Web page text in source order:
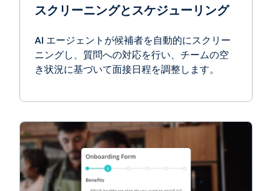
スクリーニングとスケジューリング
AI エージェントが候補者を自動的にスクリー
ニングし、質問への対応を行い、チームの空
き状況に基づいて面接日程を調整します。